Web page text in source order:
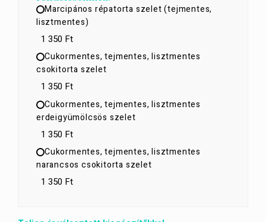
Marcipános répatorta szelet (tejmentes,
lisztmentes)
1 350 Ft
Cukormentes, tejmentes, lisztmentes
csokitorta szelet
1 350 Ft
Cukormentes, tejmentes, lisztmentes
erdeigyümölcsös szelet
1 350 Ft
Cukormentes, tejmentes, lisztmentes
narancsos csokitorta szelet
1 350 Ft